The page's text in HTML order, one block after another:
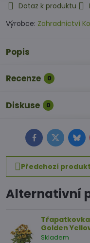
Dotaz k produktu
Výrobce: Zahradnictví
Popis
Recenze 0
Diskuse 0
FacebookTwitter
Předchozí produkt
Alternativní
Třapatkovka
Golden
Skladem